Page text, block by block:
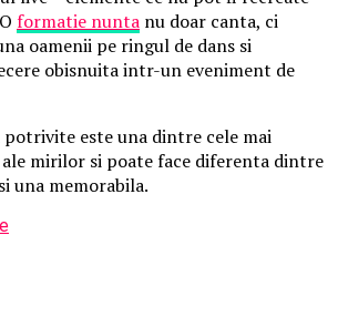
formatie nunta nu doar canta, ci
oamenii pe ringul de dans si
obisnuita intr-un eveniment de
este una dintre cele mai
mirilor si poate face diferenta dintre
una memorabila.